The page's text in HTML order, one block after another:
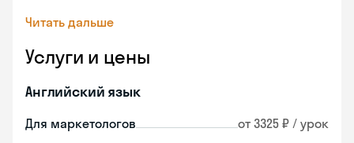
Читать дальше
Услуги и цены
Английский язык
Для маркетологов от 3325 ₽ / урок